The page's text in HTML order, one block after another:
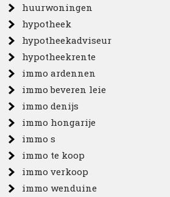
huurwoningen
hypotheek
hypotheekadviseur
hypotheekrente
immo ardennen
immo beveren leie
immo denijs
immo hongarije
immo s
immo te koop
immo verkoop
immo wenduine